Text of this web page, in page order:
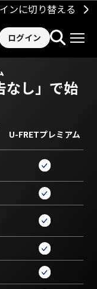
ンに切り替える
ログイン
なし」で始
U-FRETプレミアム